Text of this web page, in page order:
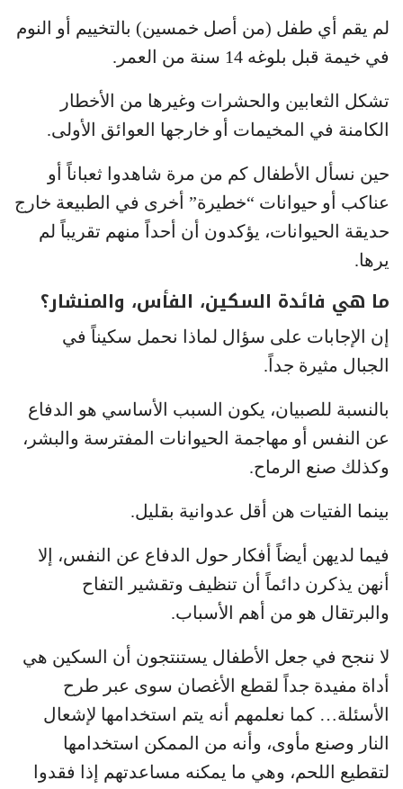
لم يقم أي طفل (من أصل خمسين) بالتخييم أو النوم
في خيمة قبل بلوغه 14 سنة من العمر.
تشكل الثعابين والحشرات وغيرها من الأخطار
الكامنة في المخيمات أو خارجها العوائق الأولى.
حين نسأل الأطفال كم من مرة شاهدوا ثعباناً أو
عناكب أو حيوانات “خطيرة” أخرى في الطبيعة خارج
حديقة الحيوانات، يؤكدون أن أحداً منهم تقريباً لم
يرها.
ما هي فائدة السكين، الفأس، والمنشار؟
إن الإجابات على سؤال لماذا نحمل سكيناً في
الجبال مثيرة جداً.
بالنسبة للصبيان، يكون السبب الأساسي هو الدفاع
عن النفس أو مهاجمة الحيوانات المفترسة والبشر،
وكذلك صنع الرماح.
بينما الفتيات هن أقل عدوانية بقليل.
فيما لديهن أيضاً أفكار حول الدفاع عن النفس، إلا
أنهن يذكرن دائماً أن تنظيف وتقشير التفاح
والبرتقال هو من أهم الأسباب.
لا ننجح في جعل الأطفال يستنتجون أن السكين هي
أداة مفيدة جداً لقطع الأغصان سوى عبر طرح
الأسئلة… كما نعلمهم أنه يتم استخدامها لإشعال
النار وصنع مأوى، وأنه من الممكن استخدامها
لتقطيع اللحم، وهي ما يمكنه مساعدتهم إذا فقدوا